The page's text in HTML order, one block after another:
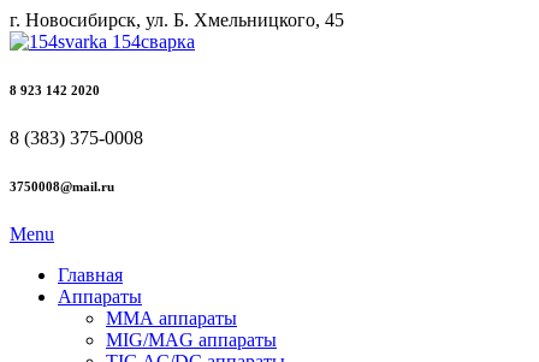
г. Новосибирск, ул. Б. Хмельницкого, 45
8 923 142 2020
8 (383) 375-0008
3750008@mail.ru
Menu
Главная
Аппараты
ММА аппараты
MIG/MAG аппараты